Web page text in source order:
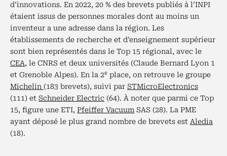
d’innovations. En 2022, 20 % des brevets publiés à l’INPI
étaient issus de personnes morales dont au moins un
inventeur a une adresse dans la région. Les
établissements de recherche et d’enseignement supérieur
sont bien représentés dans le Top 15 régional, avec le
CEA, le CNRS et deux universités (Claude Bernard Lyon 1
et Grenoble Alpes). En la 2e place, on retrouve le groupe
Michelin (183 brevets), suivi par STMicroElectronics
(111) et Schneider Electric (64). À noter que parmi ce Top
15, figure une ETI, Pfeiffer Vacuum SAS (28). La PME
ayant déposé le plus grand nombre de brevets est Aledia
(18).